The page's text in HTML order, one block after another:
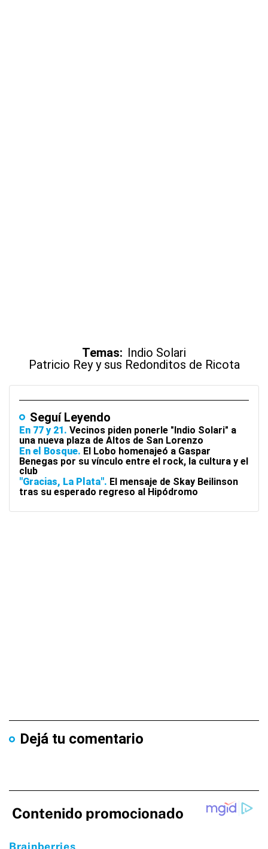
Temas: Indio Solari
Patricio Rey y sus Redonditos de Ricota
Seguí Leyendo
En 77 y 21 Vecinos piden ponerle "Indio Solari" a
una nueva plaza de Altos de San Lorenzo
En el Bosque El Lobo homenajeó a Gaspar
Benegas por su vínculo entre el rock, la cultura y el
club
"Gracias, La Plata" El mensaje de Skay Beilinson
tras su esperado regreso al Hipódromo
Dejá tu comentario